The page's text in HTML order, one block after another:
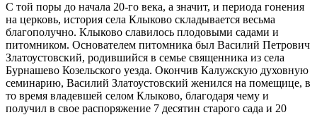
С той поры до начала 20-го века, а значит, и периода гонения
на церковь, история села Клыково складывается весьма
благополучно. Клыково славилось плодовыми садами и
питомником. Основателем питомника был Василий Петрович
Златоустовский, родившийся в семье священника из села
Бурнашево Козельского уезда. Окончив Калужскую духовную
семинарию, Василий Златоустовский женился на помещице, в
то время владевшей селом Клыково, благодаря чему и
получил в свое распоряжение 7 десятин старого сада и 20